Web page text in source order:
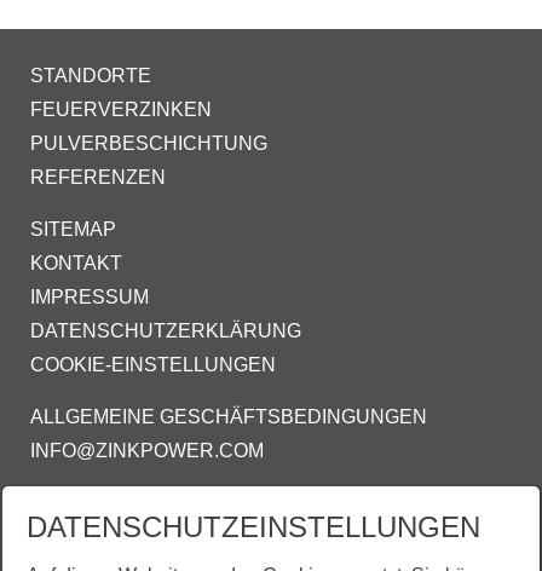
STANDORTE
FEUERVERZINKEN
PULVERBESCHICHTUNG
REFERENZEN
SITEMAP
KONTAKT
IMPRESSUM
DATENSCHUTZERKLÄRUNG
COOKIE-EINSTELLUNGEN
ALLGEMEINE GESCHÄFTSBEDINGUNGEN
INFO@ZINKPOWER.COM
DATENSCHUTZEINSTELLUNGEN